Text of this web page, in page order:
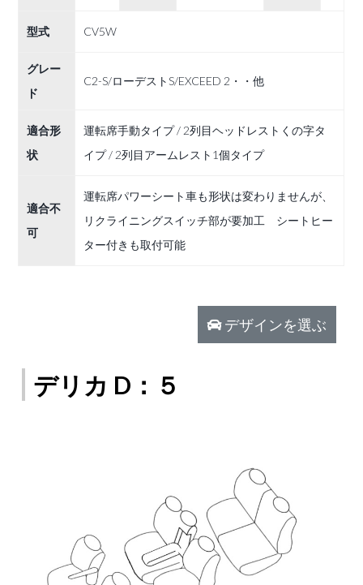
型式 CV5W
グレー
ド
C2-S/ローデストS/EXCEED 2・・他
適合形
状
運転席手動タイプ / 2列目ヘッドレストくの字タ
イプ / 2列目アームレスト1個タイプ
適合不
可
運転席パワーシート車も形状は変わりませんが、
リクライニングスイッチ部が要加工 シートヒー
ター付きも取付可能
デザインを選ぶ
デリカ D：５